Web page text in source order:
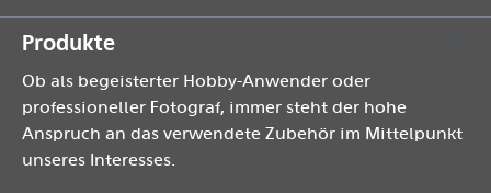
Produkte
Ob als begeisterter Hobby-Anwender oder
professioneller Fotograf, immer steht der hohe
Anspruch an das verwendete Zubehör im Mittelpunkt
unseres Interesses.